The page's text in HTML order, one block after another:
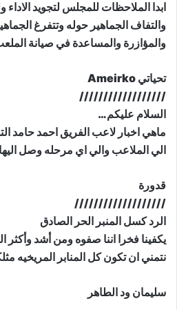
ابدا الملاحظات للمجلس لتجويد الاداء
والتفاف الجماهير حوله وتتفرغ
والمؤازرة والمساعدة في صيانة
تحياتي Ameirko
//////////////////
السلام عليكم…
ماهي اخبار لاعب الفريق احمد حامد
الي الملاعب والي اي مرحله وصل
قدورة
///////////////////
الرد كسل المنبر الحر الصادق
يكفينا فخرا اننا صفوه ومن أشد وأكثر
نتمني ان تكون كل المنابر المريخيه
سليمان ود الطاهر